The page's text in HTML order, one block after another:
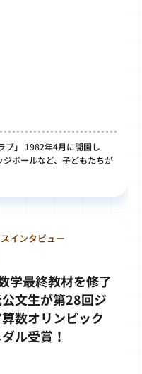
ブ」 1982年4月に開園し
ボールなど、子どもたちが
インタビュー
学最終教材を修了
文生が第28回ジ
数オリンピック
ル受賞！